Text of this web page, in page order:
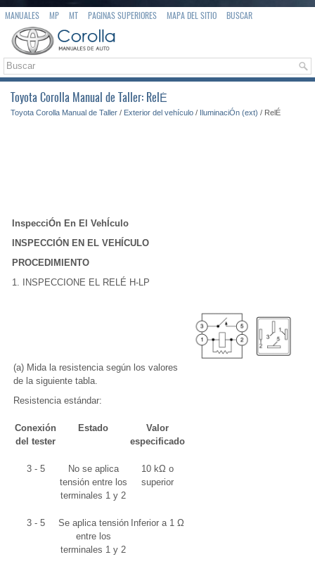
MANUALES MP MT PAGINAS SUPERIORES MAPA DEL SITIO BUSCAR
Toyota Corolla Manual de Taller: RelÉ
Toyota Corolla Manual de Taller / Exterior del vehículo / IluminaciÓn (ext) / RelÉ
InspecciÓn En El VehÍculo
INSPECCIÓN EN EL VEHÍCULO
PROCEDIMIENTO
1. INSPECCIONE EL RELÉ H-LP
(a) Mida la resistencia según los valores
de la siguiente tabla.
Resistencia estándar:
Conexión
del tester
Estado
Valor
especificado
3 - 5
No se aplica
tensión entre los
terminales 1 y 2
10 kΩ o
superior
3 - 5
Se aplica tensión
entre los
terminales 1 y 2
Inferior a 1 Ω